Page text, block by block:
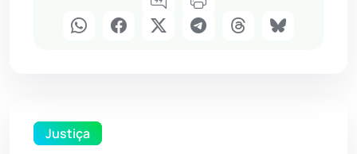
Justiça